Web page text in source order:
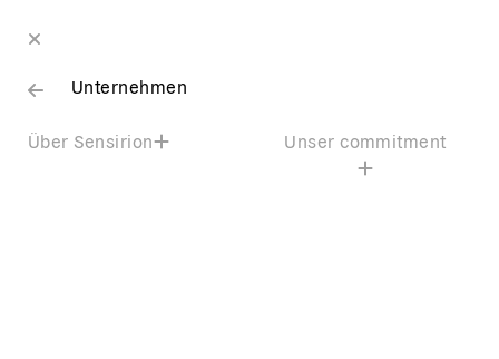
Unternehmen
Über Sensirion Unser commitment